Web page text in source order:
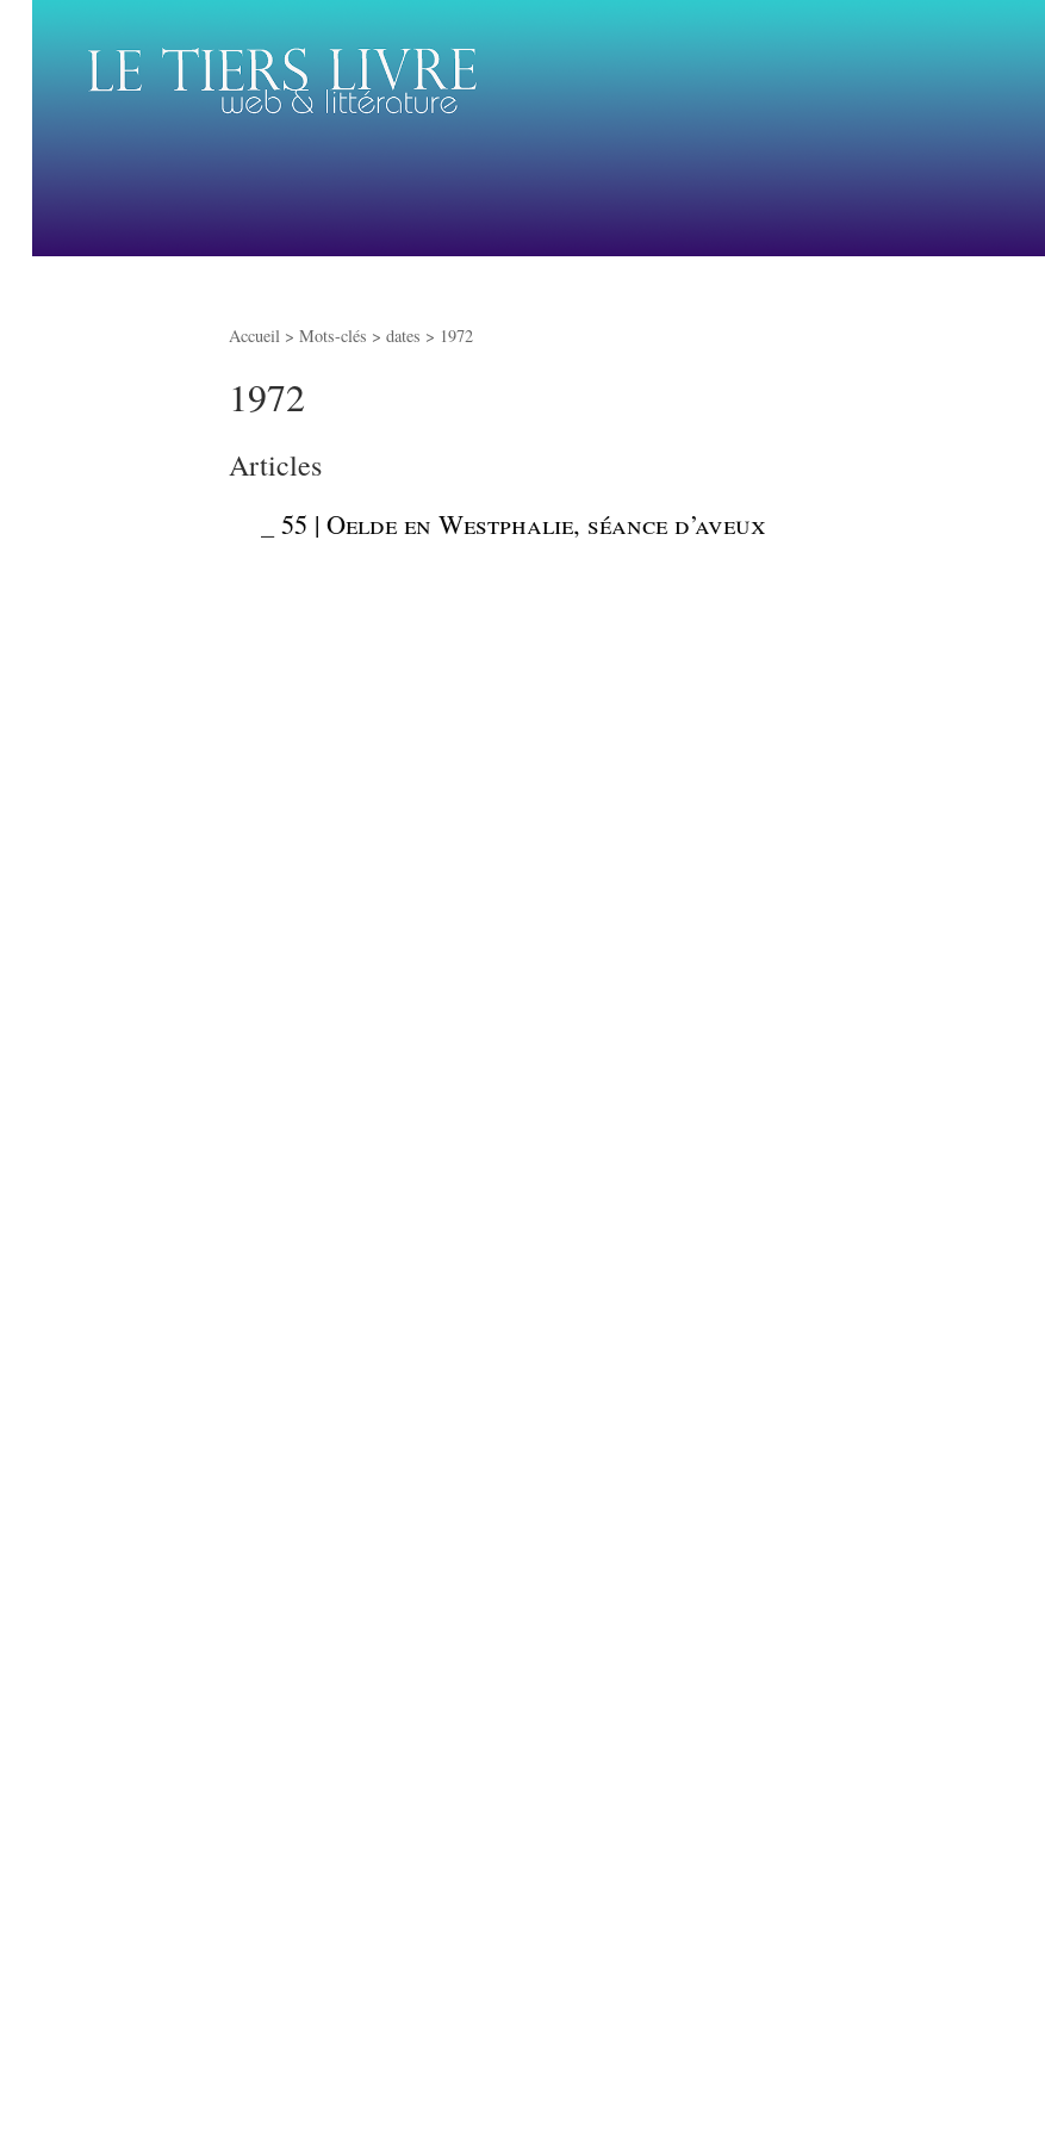
Accueil > Mots-clés > dates > 1972
1972
Articles
55 | Oelde en Westphalie, séance d’aveux